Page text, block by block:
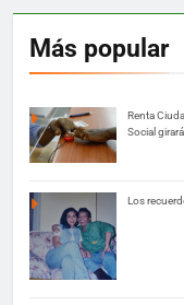
Más popular
Renta
Social
Los